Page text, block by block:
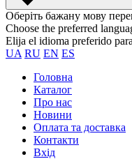
Оберіть бажану мову
Choose the preferred
Elija el idioma preferido
UA RU EN ES
Головна
Каталог
Про нас
Новини
Оплата та доставка
Контакти
Вхiд